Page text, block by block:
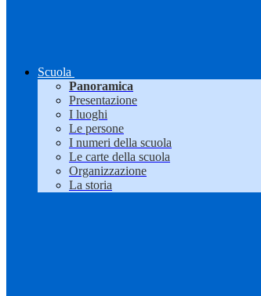
Scuola
Panoramica
Presentazione
I luoghi
Le persone
I numeri della scuola
Le carte della scuola
Organizzazione
La storia